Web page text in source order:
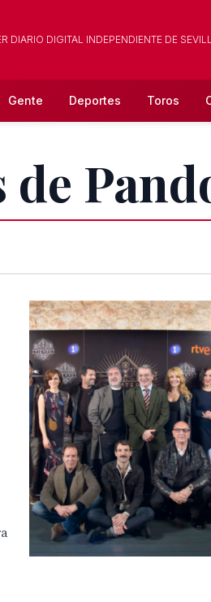
DIARIO DIGITAL INDEPENDIENTE DE
Gente Deportes Toros